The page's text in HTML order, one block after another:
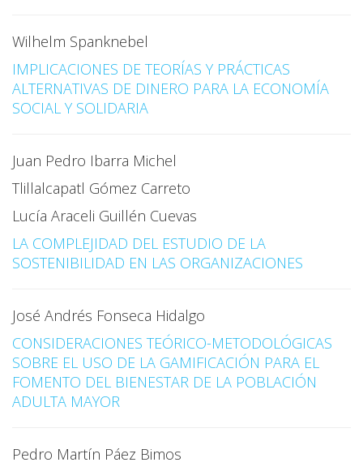
Wilhelm Spanknebel
IMPLICACIONES DE TEORÍAS Y PRÁCTICAS
ALTERNATIVAS DE DINERO PARA LA ECONOMÍA
SOCIAL Y SOLIDARIA
Juan Pedro Ibarra Michel
Tlillalcapatl Gómez Carreto
Lucía Araceli Guillén Cuevas
LA COMPLEJIDAD DEL ESTUDIO DE LA
SOSTENIBILIDAD EN LAS ORGANIZACIONES
José Andrés Fonseca Hidalgo
CONSIDERACIONES TEÓRICO-METODOLÓGICAS
SOBRE EL USO DE LA GAMIFICACIÓN PARA EL
FOMENTO DEL BIENESTAR DE LA POBLACIÓN
ADULTA MAYOR
Pedro Martín Páez Bimos